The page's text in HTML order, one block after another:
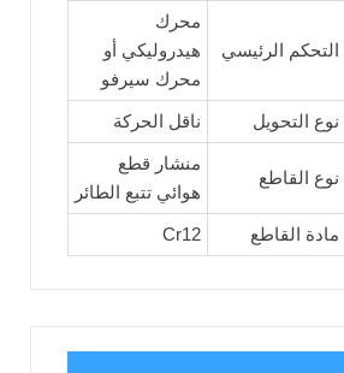
التحكم الرئيسي
محرك
هيدروليكي أو
محرك سيرفو
نوع التحويل ناقل الحركة
نوع القاطع
منشار قطع
هوائي تتبع الطائر
مادة القاطع Cr12